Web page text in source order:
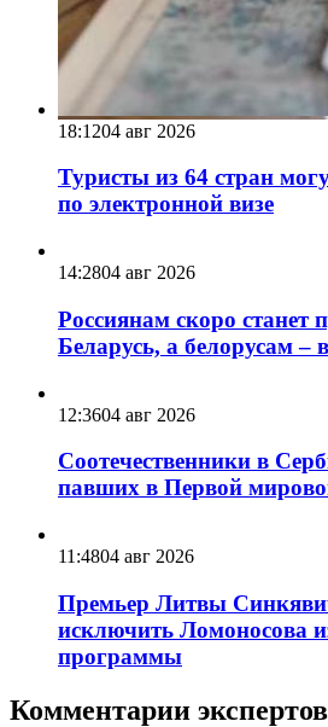
18:1204 авг 2026
Туристы из 64 стран
по электронной визе
14:2804 авг 2026
Россиянам скоро станет
Беларусь, а белорусам –
12:3604 авг 2026
Соотечественники в
павших в Первой
11:4804 авг 2026
Премьер Литвы
исключить Ломоносова
программы
Комментарии экспертов